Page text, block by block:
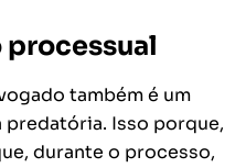
também é um
Isso porque,
durante o processo,